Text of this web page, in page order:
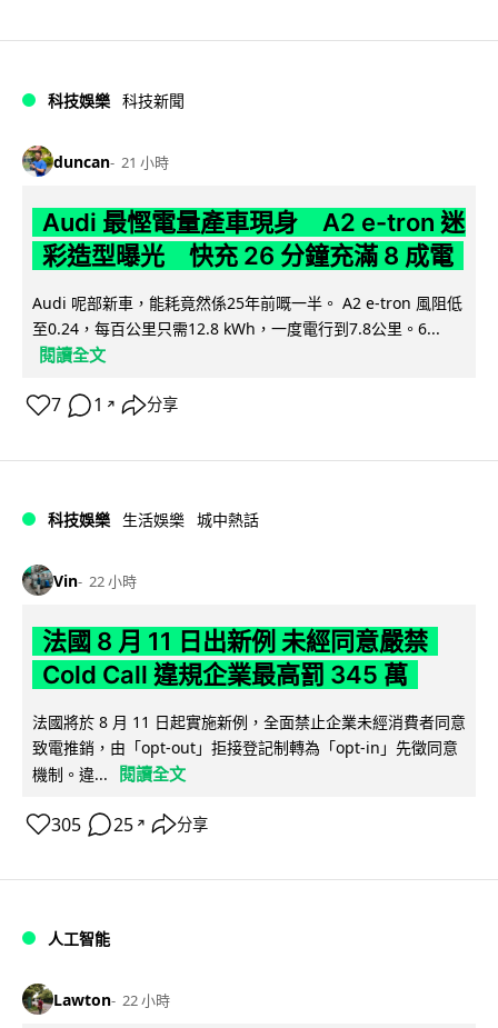
科技娛樂 科技新聞
duncan 21 小時
Audi 最慳電量產車現身 A2 e-tron 迷
彩造型曝光 快充 26 分鐘充滿 8 成電
Audi 呢部新車，能耗竟然係25年前嘅一半。 A2 e-tron 風阻低
至0.24，每百公里只需12.8 kWh，一度電行到7.8公里。6...
閱讀全文
7 1 ↗ 分享
科技娛樂 生活娛樂 城中熱話
Vin 22 小時
法國 8 月 11 日出新例 未經同意嚴禁
Cold Call 違規企業最高罰 345 萬
法國將於 8 月 11 日起實施新例，全面禁止企業未經消費者同意
致電推銷，由「opt-out」拒接登記制轉為「opt-in」先徵同意
機制。違...
閱讀全文
305 25 ↗ 分享
人工智能
Lawton 22 小時